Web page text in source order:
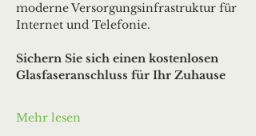
moderne Versorgungsinfrastruktur für
Internet und Telefonie.
Sichern Sie sich einen kostenlosen
Glasfaseranschluss für Ihr Zuhause
Mehr lesen